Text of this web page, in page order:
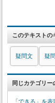
このテキストの
疑問文 疑
同じカテゴリー
「できる」を